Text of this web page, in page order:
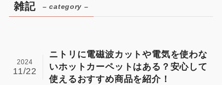
雑記 – category –
ニトリに電磁波カットや電気を使わな
いホットカーペットはある？安心して
使えるおすすめ商品を紹介！
2024
11/22